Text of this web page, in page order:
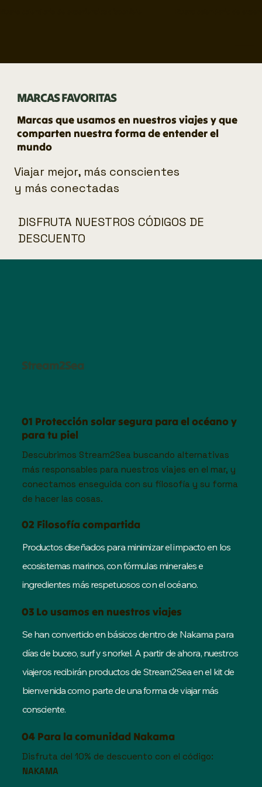
MARCAS FAVORITAS
Marcas que usamos en nuestros viajes y que
comparten nuestra forma de entender el
mundo
Viajar mejor, más conscientes
y más conectadas
DISFRUTA NUESTROS CÓDIGOS DE
DESCUENTO
01 Protección solar segura para el océano y
para tu piel
Descubrimos Stream2Sea buscando alternativas
más responsables para nuestros viajes en el mar, y
conectamos enseguida con su filosofía y su forma
de hacer las cosas.
02 Filosofía compartida
Productos diseñados para minimizar el impacto en los
ecosistemas marinos, con fórmulas minerales e
ingredientes más respetuosos con el océano.
03 Lo usamos en nuestros viajes
Se han convertido en básicos dentro de Nakama para
días de buceo, surf y snorkel. A partir de ahora, nuestros
viajeros recibirán productos de Stream2Sea en el kit de
bienvenida como parte de una forma de viajar más
consciente.
04 Para la comunidad Nakama
Disfruta del 10% de descuento con el código:
NAKAMA
Stream2Sea